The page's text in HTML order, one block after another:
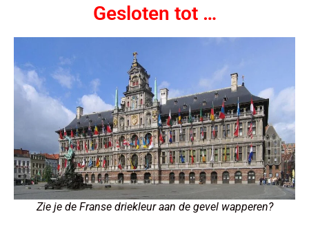
Gesloten tot …
Zie je de Franse driekleur aan de gevel wapperen?